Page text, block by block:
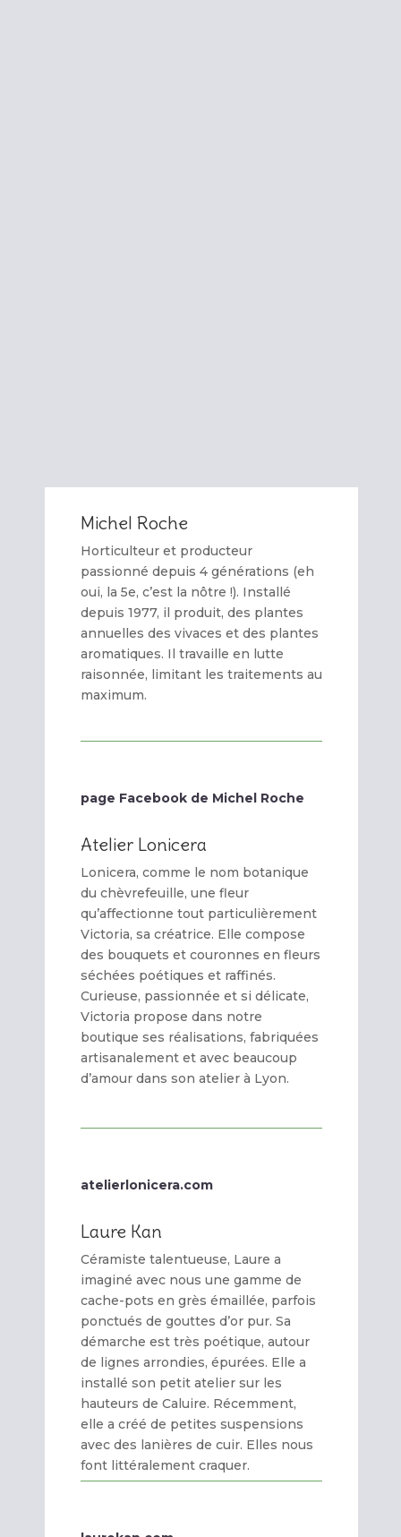
Michel Roche
Horticulteur et producteur
passionné depuis 4 générations (eh
oui, la 5e, c’est la nôtre !). Installé
depuis 1977, il produit, des plantes
annuelles des vivaces et des plantes
aromatiques. Il travaille en lutte
raisonnée, limitant les traitements au
maximum.
page Facebook de Michel Roche
Atelier Lonicera
Lonicera, comme le nom botanique
du chèvrefeuille, une fleur
qu’affectionne tout particulièrement
Victoria, sa créatrice. Elle compose
des bouquets et couronnes en fleurs
séchées poétiques et raffinés.
Curieuse, passionnée et si délicate,
Victoria propose dans notre
boutique ses réalisations, fabriquées
artisanalement et avec beaucoup
d’amour dans son atelier à Lyon.
atelierlonicera.com
Laure Kan
Céramiste talentueuse, Laure a
imaginé avec nous une gamme de
cache-pots en grès émaillée, parfois
ponctués de gouttes d’or pur. Sa
démarche est très poétique, autour
de lignes arrondies, épurées. Elle a
installé son petit atelier sur les
hauteurs de Caluire. Récemment,
elle a créé de petites suspensions
avec des lanières de cuir. Elles nous
font littéralement craquer.